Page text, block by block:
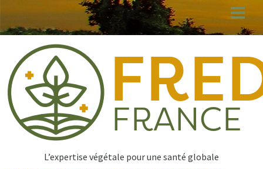
au
principal
L’expertise végétale pour une santé globale